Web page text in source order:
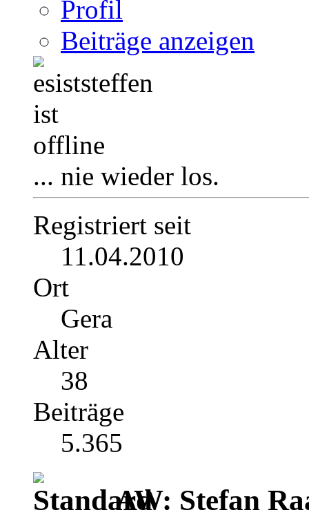
Profil
Beiträge anzeigen
... nie wieder los.
Registriert seit
11.04.2010
Ort
Gera
Alter
38
Beiträge
5.365
AW: Stefan